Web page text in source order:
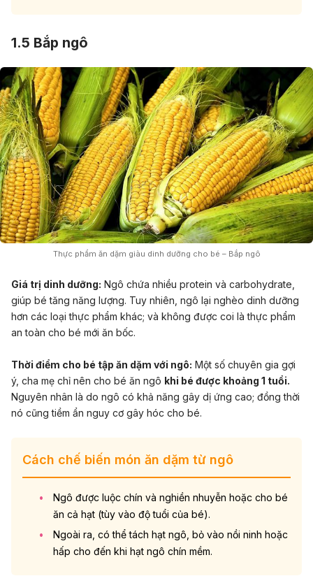
1.5 Bắp ngô
Thực phẩm ăn dặm giàu dinh dưỡng cho bé – Bắp ngô
Giá trị dinh dưỡng: Ngô chứa nhiều protein và carbohydrate,
giúp bé tăng năng lượng. Tuy nhiên, ngô lại nghèo dinh dưỡng
hơn các loại thực phẩm khác; và không được coi là thực phẩm
an toàn cho bé mới ăn bốc.
Thời điểm cho bé tập ăn dặm với ngô: Một số chuyên gia gợi
ý, cha mẹ chỉ nên cho bé ăn ngô khi bé được khoảng 1 tuổi.
Nguyên nhân là do ngô có khả năng gây dị ứng cao; đồng thời
nó cũng tiềm ẩn nguy cơ gây hóc cho bé.
Cách chế biến món ăn dặm từ ngô
Ngô được luộc chín và nghiền nhuyễn hoặc cho bé
ăn cả hạt (tùy vào độ tuổi của bé).
Ngoài ra, có thể tách hạt ngô, bỏ vào nồi ninh hoặc
hấp cho đến khi hạt ngô chín mềm.